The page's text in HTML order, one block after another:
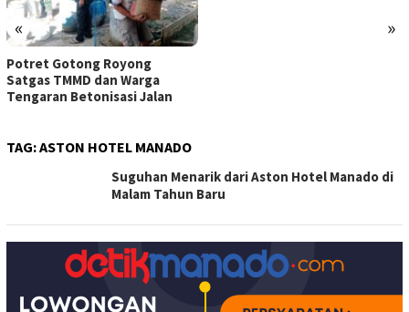
« »
Potret Gotong Royong
Satgas TMMD dan Warga
Tengaran Betonisasi Jalan
TAG:ASTON HOTEL MANADO
Suguhan Menarik dari Aston Hotel Manado di
Malam Tahun Baru